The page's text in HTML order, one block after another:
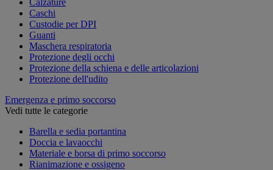
Caschi
Custodie per DPI
Guanti
Maschera respiratoria
Protezione degli occhi
Protezione della schiena e delle articolazioni
Protezione dell'udito
Emergenza e primo soccorso
Vedi tutte le categorie
Barella e sedia portantina
Doccia e lavaocchi
Materiale e borsa di primo soccorso
Rianimazione e ossigeno